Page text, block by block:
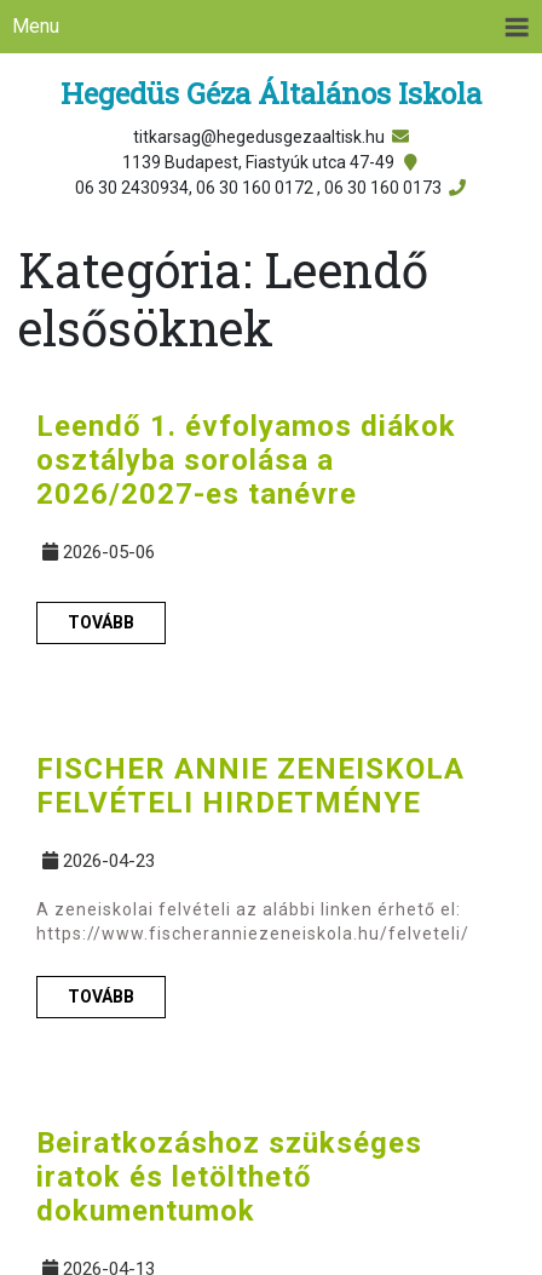
Menu
Hegedüs Géza Általános Iskola
titkarsag@hegedusgezaaltisk.hu
1139 Budapest, Fiastyúk utca 47-49
06 30 2430934, 06 30 160 0172 , 06 30 160 0173
Kategória: Leendő
elsősöknek
Leendő 1. évfolyamos diákok
osztályba sorolása a
2026/2027-es tanévre
2026-05-06
TOVÁBB
FISCHER ANNIE ZENEISKOLA
FELVÉTELI HIRDETMÉNYE
2026-04-23
A zeneiskolai felvételi az alábbi linken érhető el:
https://www.fischeranniezeneiskola.hu/felveteli/
TOVÁBB
Beiratkozáshoz szükséges
iratok és letölthető
dokumentumok
2026-04-13